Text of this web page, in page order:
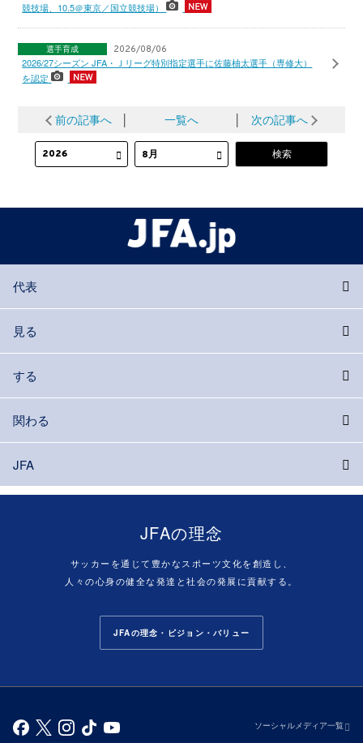
競技場、10.5＠東京／国立競技場）
選手育成 2026/08/06
2026/27シーズン JFA・Ｊリーグ特別指定選手に佐藤柚太選手（専修大）
を認定
前の記事へ 一覧へ 次の記事へ
代表
見る
する
関わる
JFA
JFAの理念
サッカーを通じて豊かなスポーツ文化を創造し、
人々の心身の健全な発達と社会の発展に貢献する。
JFAの理念・ビジョン・バリュー
ソーシャルメディア一覧